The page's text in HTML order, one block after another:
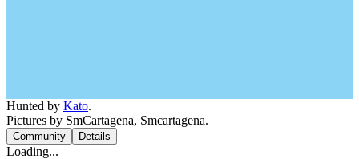
Hunted by Kato.
Pictures by SmCartagena, Smcartagena.
Community Details
Loading...